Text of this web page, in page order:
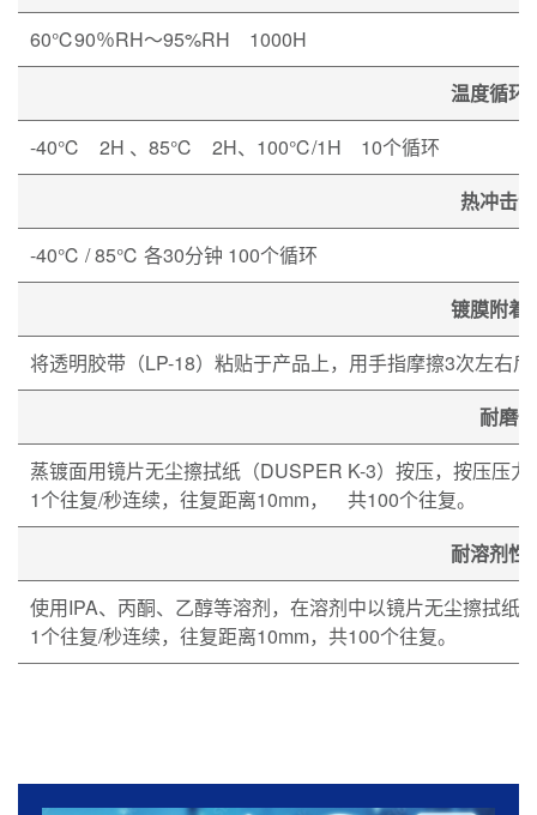
60℃90％RH～95%RH 1000H
温度循环
-40℃ 2H 、85℃ 2H、100℃/1H 10个循环
热冲击
-40℃ / 85℃ 各30分钟 100个循环
镀膜附着
将透明胶带（LP-18）粘贴于产品上，用手指摩擦3次左右
耐磨性
蒸镀面用镜片无尘擦拭纸（DUSPER K-3）按压，按压压力
1个往复/秒连续，往复距离10mm， 共100个往复。
耐溶剂性
使用IPA、丙酮、乙醇等溶剂，在溶剂中以镜片无尘擦拭
1个往复/秒连续，往复距离10mm，共100个往复。